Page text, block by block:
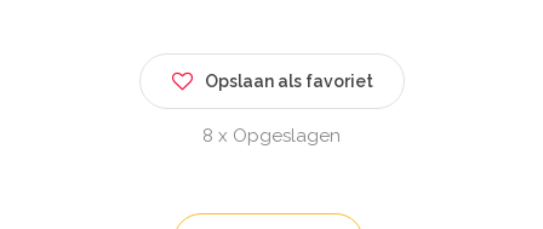
Opslaan als favoriet
8 x Opgeslagen